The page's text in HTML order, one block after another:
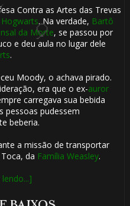
Contra as Artes das Trevas
Hogwarts. Na verdade, Bartô
da Morte, se passou por
e deu aula no lugar dele
.
Moody, o achava pirado.
era que o ex-auror
carregava sua bebida
pessoas pudessem
beberia.
a missão de transportar
da Família Weasley.